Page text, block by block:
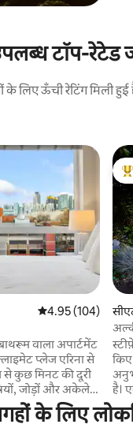
टॉप-रेटेड
लिए ऊँची रेटिंग मिली हुई
औसत रेटिंग 5 में से
4.95 (104)
वाला अपार्टमेंट
प्लेज एरिना से
से कुछ मिनट की दूरी
जोड़ों और अकेले
द विविड सुइट में
से स्टॉक किया हुआ
है।
देखे
के लिए